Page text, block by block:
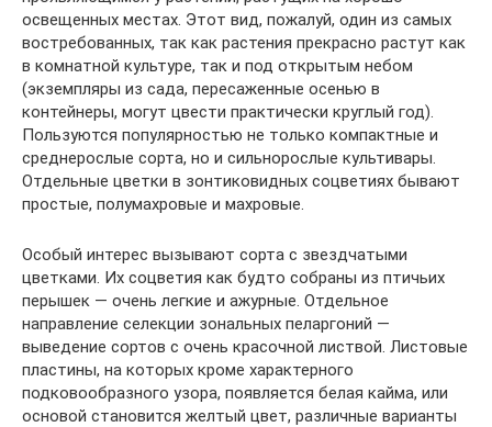
освещенных местах. Этот вид, пожалуй, один из самых
востребованных, так как растения прекрасно растут как
в комнатной культуре, так и под открытым небом
(экземпляры из сада, пересаженные осенью в
контейнеры, могут цвести практически круглый год).
Пользуются популярностью не только компактные и
среднерослые сорта, но и сильнорослые культивары.
Отдельные цветки в зонтиковидных соцветиях бывают
простые, полумахровые и махровые.
Особый интерес вызывают сорта с звездчатыми
цветками. Их соцветия как будто собраны из птичьих
перышек — очень легкие и ажурные. Отдельное
направление селекции зональных пеларгоний —
выведение сортов с очень красочной листвой. Листовые
пластины, на которых кроме характерного
подковообразного узора, появляется белая кайма, или
основой становится желтый цвет, различные варианты